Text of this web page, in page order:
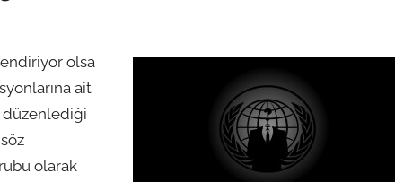
olsa
ait
olarak